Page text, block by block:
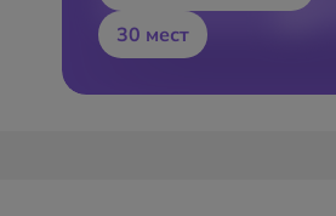
30 мест